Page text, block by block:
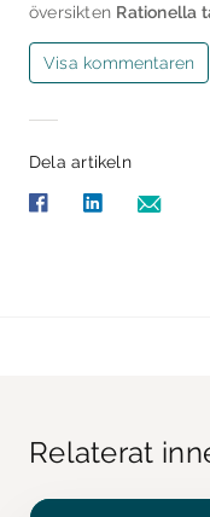
översikten Rationella
Visa kommentaren
Dela artikeln
Relaterat